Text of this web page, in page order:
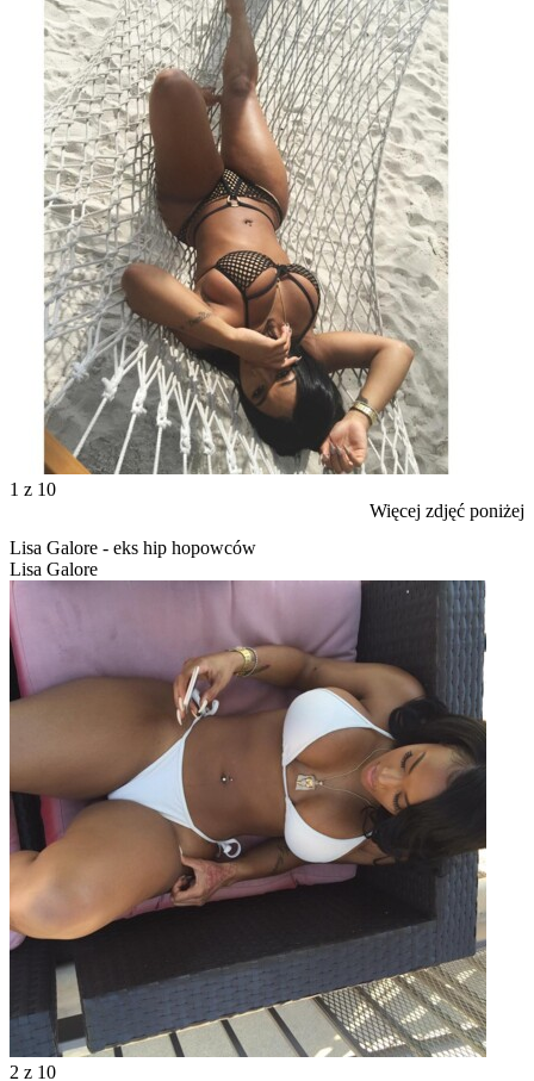
1 z 10
Więcej zdjęć poniżej
Lisa Galore - eks hip hopowców
Lisa Galore
2 z 10